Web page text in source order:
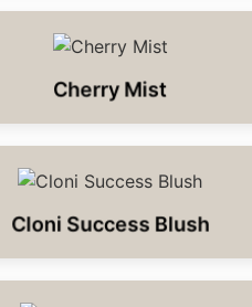
Cherry Mist
Cloni Success Blush